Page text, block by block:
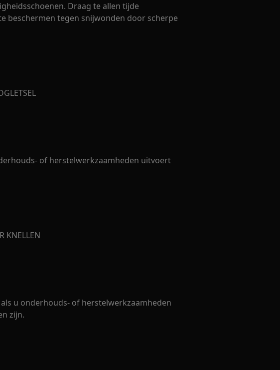
Draag te allen tijde
beschermen tegen snijwonden door scherpe
of herstelwerkzaamheden uitvoert
KNELLEN
u onderhouds- of herstelwerkzaamheden
zijn.